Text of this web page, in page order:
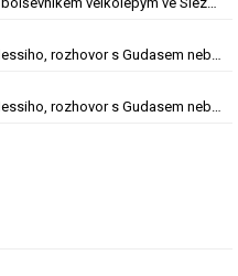
Nový Sport Magazín: největší triumf Messiho, rozhovor s Gudasem nebo plakát Pogačara
Nový Sport Magazín: největší triumf Messiho, rozhovor s Gudasem nebo plakát Pogačara